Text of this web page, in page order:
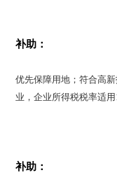
补助：
优先保障用地；符合高
业，企业所得税税率适
补助：